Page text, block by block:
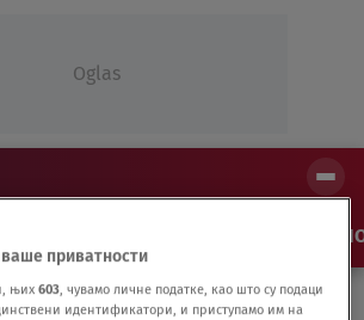
Oglas
ваше приватности
њих603, чувамо личне податке, као што су подаци
идентификатори, и приступамо им на